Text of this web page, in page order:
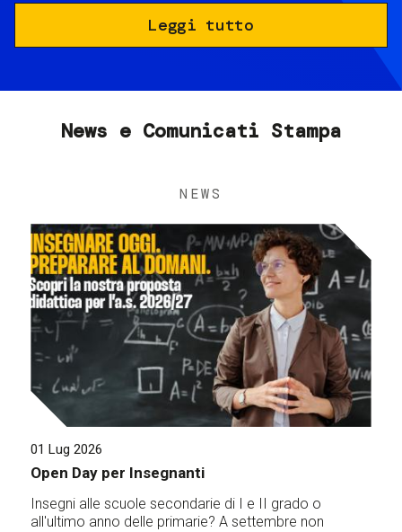
Leggi tutto
News e Comunicati Stampa
NEWS
01 Lug 2026
Open Day per Insegnanti
Insegni alle scuole secondarie di I e II grado o
all'ultimo anno delle primarie? A settembre non